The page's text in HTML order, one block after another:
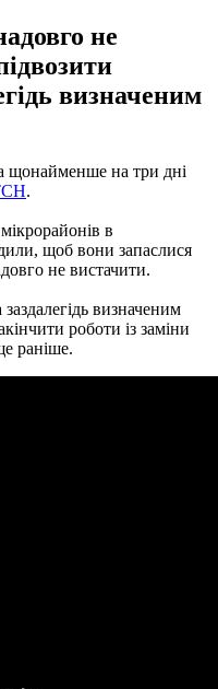
не
визначеним
щонайменше на три дні
.
в
щоб вони запаслися
не вистачити.
визначеним
роботи із заміни
раніше.